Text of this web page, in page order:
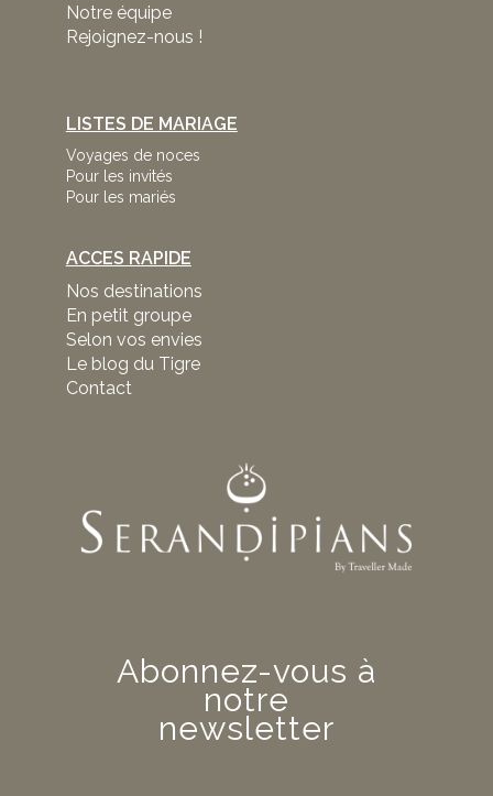
Notre équipe
Rejoignez-nous !
LISTES DE MARIAGE
Voyages de noces
Pour les invités
Pour les mariés
ACCES RAPIDE
Nos destinations
En petit groupe
Selon vos envies
Le blog du Tigre
Contact
Abonnez-vous à
notre
newsletter